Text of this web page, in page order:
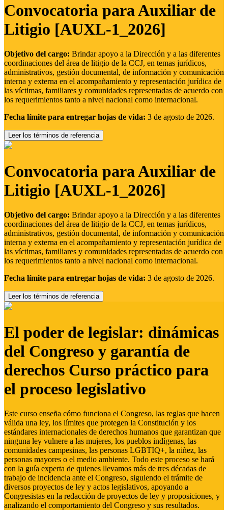
Convocatoria para Auxiliar de
Litigio [AUXL-1_2026]
Objetivo del cargo: Brindar apoyo a la Dirección y a las diferentes
coordinaciones del área de litigio de la CCJ, en temas jurídicos,
administrativos, gestión documental, de información y comunicación
interna y externa en el acompañamiento y representación jurídica de
las víctimas, familiares y comunidades representadas de acuerdo con
los requerimientos tanto a nivel nacional como internacional.
Fecha límite para entregar hojas de vida: 3 de agosto de 2026.
Leer los términos de referencia
Convocatoria para Auxiliar de
Litigio [AUXL-1_2026]
Objetivo del cargo: Brindar apoyo a la Dirección y a las diferentes
coordinaciones del área de litigio de la CCJ, en temas jurídicos,
administrativos, gestión documental, de información y comunicación
interna y externa en el acompañamiento y representación jurídica de
las víctimas, familiares y comunidades representadas de acuerdo con
los requerimientos tanto a nivel nacional como internacional.
Fecha límite para entregar hojas de vida: 3 de agosto de 2026.
Leer los términos de referencia
El poder de legislar: dinámicas
del Congreso y garantía de
derechos Curso práctico para
el proceso legislativo
Este curso enseña cómo funciona el Congreso, las reglas que hacen
válida una ley, los límites que protegen la Constitución y los
estándares internacionales de derechos humanos que garantizan que
ninguna ley vulnere a las mujeres, los pueblos indígenas, las
comunidades campesinas, las personas LGBTIQ+, la niñez, las
personas mayores o el medio ambiente. Todo este proceso se hará
con la guía experta de quienes llevamos más de tres décadas de
trabajo de incidencia ante el Congreso, siguiendo el trámite de
diversos proyectos de ley y actos legislativos, apoyando a
Congresistas en la redacción de proyectos de ley y proposiciones, y
analizando el comportamiento del Congreso y sus resultados.